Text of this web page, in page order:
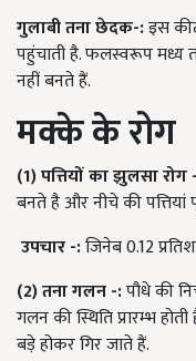
गुलाबीतनाछेदक-:इस
पहुंचाती है. फलस्वरूप मध्य
नहीं बनते हैं.
मक्केकेरोग
(1)पत्तियोंकाझुलसारोग
बनते है और नीचे की पत्तियां
उपचार-:जिनेब 0.12
(2)तनागलन-:पौधे की
गलन की स्थिति प्रारम्भ
बड़े होकर गिर जाते हैं.